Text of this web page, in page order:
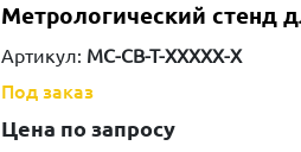
Метрологический стенд
Артикул: MC-CB-T-ХХХХХ-Х
Под заказ
Цена по запросу